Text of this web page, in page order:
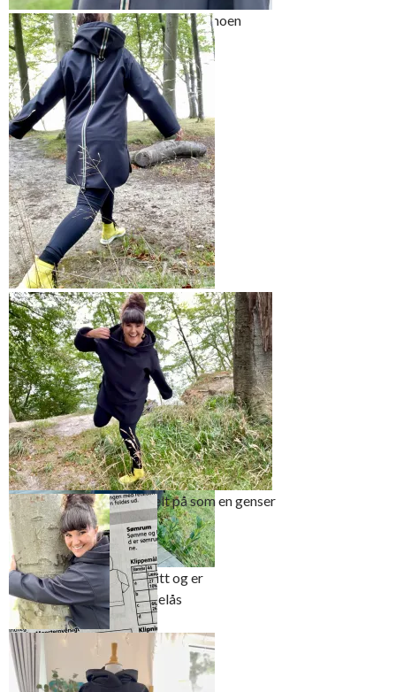
Jeg har valgt å sy min hoodie med noen
morsomme detaljer
Den er ganske enkel på
forsiden,
…, men er full av sprell på baksiden
Hoodien har et enkelt snitt og er
helt uten knapper og glidelås
Hoodien tas ganske enkelt på som en genser
Bevegeligheten i
plagget er god til
tross for at